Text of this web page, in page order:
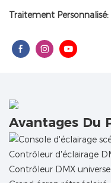
Traitement Personnalisé:
Avantages Du
Contrôleur DMX